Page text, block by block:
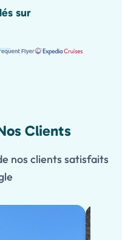
sur
Clients
nos clients satisfaits